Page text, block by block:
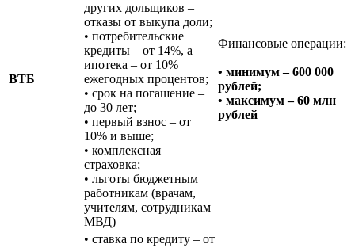
ВТБ
других дольщиков –
отказы от выкупа доли;
• потребительские
кредиты – от 14%, а
ипотека – от 10%
ежегодных процентов;
• срок на погашение –
до 30 лет;
• первый взнос – от
10% и выше;
• комплексная
страховка;
• льготы бюджетным
работникам (врачам,
учителям, сотрудникам
МВД)
Финансовые операции:
• минимум – 600 000
рублей;
• максимум – 60 млн
рублей
• ставка по кредиту – от